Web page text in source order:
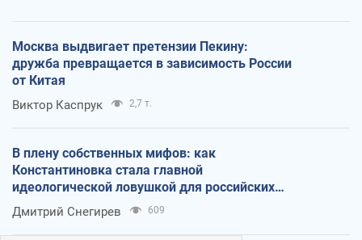
Москва выдвигает претензии Пекину:
дружба превращается в зависимость России
от Китая
Виктор Каспрук 2,7 т.
В плену собственных мифов: как
Константиновка стала главной
идеологической ловушкой для российских
оккупантов
Дмитрий Снегирев 609